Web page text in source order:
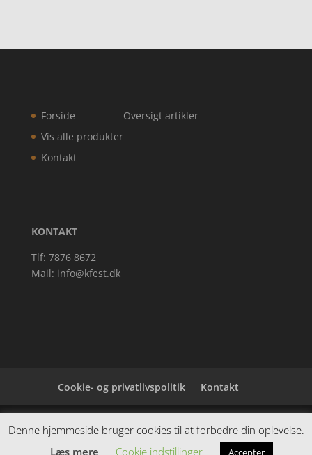
Forside
Vis alle produkter
Kontakt
Oversigt artikler
KONTAKT
Tlf: 7876 8672
Mail: info@kfest.dk
Cookie- og privatlivspolitik Kontakt
Denne hjemmeside samler et bredt udvalg af
spændende varer. Siden er et affiiliatesite, og nogle
Denne hjemmeside bruger cookies til at forbedre din oplevelse.
Læs mere
Cookie indstillinger Accepter